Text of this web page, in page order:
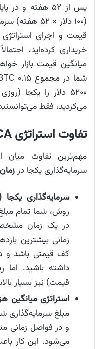
(۱۰۰ دلار ×
میانگین قیمت بازار
می‌کردید، فقط می‌توانستید ۰.۱۰ واحد بیت کوین
تفاوت استراتژی DCA و سرمایه‌گذاری یکجا
مهم‌ترین تفاوت میان
سرمایه‌گذاری یکجا در
سرمایه‌گذاری یکجا
روش، شما تمام
در یک زمان مشخص
زمانی بیشترین
کف قیمتی باشد و
داشته باشید.
قیمت) نیز بسیار
استراتژی میانگین
مبلغ
و در فواصل زمانی
می‌شود. این کار